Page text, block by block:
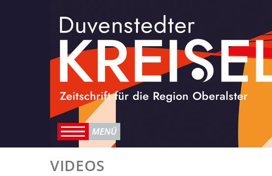
VIDEOS